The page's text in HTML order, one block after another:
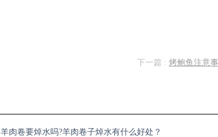
下一篇 : 烤鲍鱼注意
羊肉卷要焯水吗?羊肉卷子焯水有什么好处？